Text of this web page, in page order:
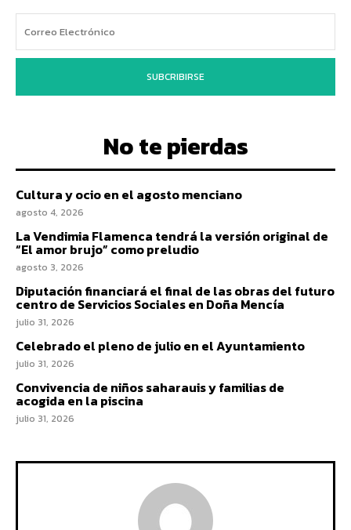
SUBCRIBIRSE
No te pierdas
Cultura y ocio en el agosto menciano
agosto 4, 2026
La Vendimia Flamenca tendrá la versión original de
“El amor brujo” como preludio
agosto 3, 2026
Diputación financiará el final de las obras del futuro
centro de Servicios Sociales en Doña Mencía
julio 31, 2026
Celebrado el pleno de julio en el Ayuntamiento
julio 31, 2026
Convivencia de niños saharauis y familias de
acogida en la piscina
julio 31, 2026